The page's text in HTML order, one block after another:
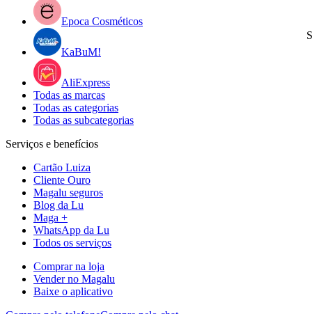
Epoca Cosméticos
KaBuM!
AliExpress
Todas as marcas
Todas as categorias
Todas as subcategorias
Serviços e benefícios
Cartão Luiza
Cliente Ouro
Magalu seguros
Blog da Lu
Maga +
WhatsApp da Lu
Todos os serviços
Comprar na loja
Vender no Magalu
Baixe o aplicativo